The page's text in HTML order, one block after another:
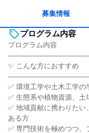
募集情報
プログラム内容
プログラム内容
✨ こんな方におすすめ
✅ 環境工学や土木工学
✅ 生態系や植物資源、
✅ 地域貢献に携わりた
ある方
✅ 専門技術を極めつつ